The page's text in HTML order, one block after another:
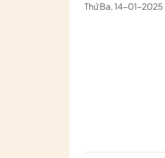
Thứ Ba, 14-01-2025